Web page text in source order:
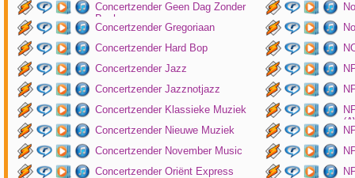
Concertzender Geen Dag Zonder
Bach
Concertzender Gregoriaan
Concertzender Hard Bop
Concertzender Jazz
Concertzender Jazznotjazz
Concertzender Klassieke Muziek
Concertzender Nieuwe Muziek
Concertzender November Music
Concertzender Oriënt Express